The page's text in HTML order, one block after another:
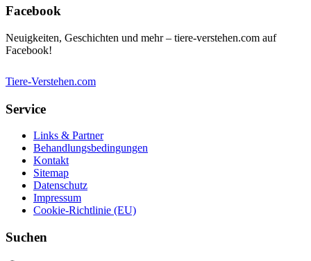
Facebook
Neuigkeiten, Geschichten und mehr – tiere-verstehen.com auf
Facebook!
Tiere-Verstehen.com
Service
Links & Partner
Behandlungsbedingungen
Kontakt
Sitemap
Datenschutz
Impressum
Cookie-Richtlinie (EU)
Suchen